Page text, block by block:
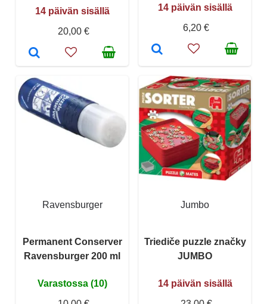
14 päivän sisällä
20,00 €
14 päivän sisällä
6,20 €
Ravensburger
Permanent Conserver
Ravensburger 200 ml
Varastossa (10)
Jumbo
Triediče puzzle značky
JUMBO
14 päivän sisällä